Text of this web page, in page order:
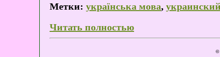
Метки: українська мова,
Читать полностью
©